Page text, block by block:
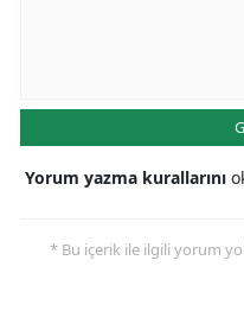
Yorum yazma kurallarını
* Bu içerik ile ilgili yorum